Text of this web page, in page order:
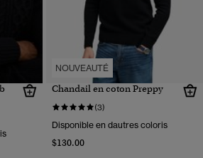
NOUVEAUTÉ
Chandail en coton Preppy
(3)
Disponible en dautres coloris
$130.00